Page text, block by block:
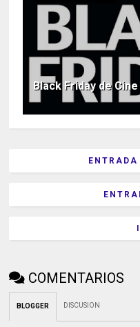
Black Friday de
COMENTARIOS
BLOGGER DISCUSION